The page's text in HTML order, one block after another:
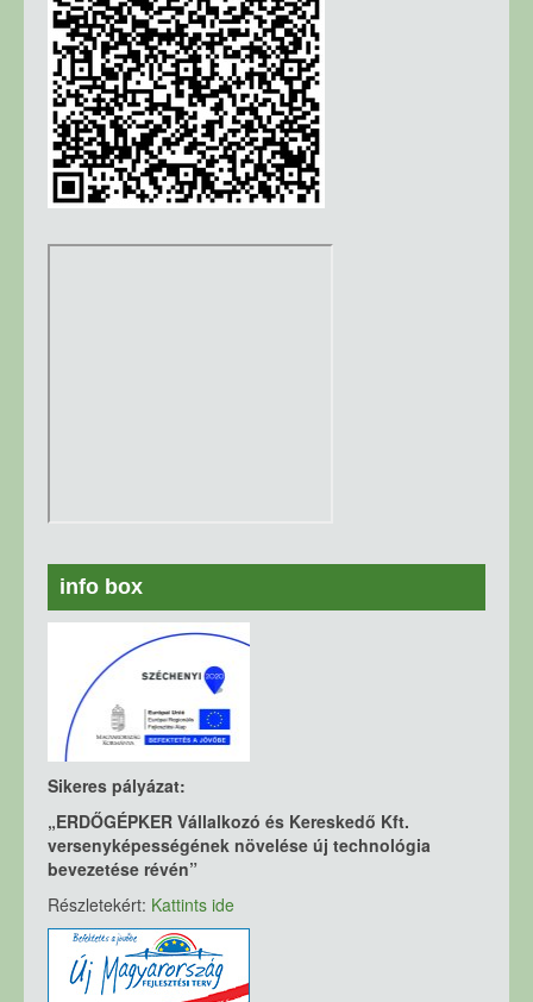
info box
Sikeres pályázat:
„ERDŐGÉPKER Vállalkozó és Kereskedő Kft.
versenyképességének növelése új technológia
bevezetése révén”
Részletekért: Kattints ide